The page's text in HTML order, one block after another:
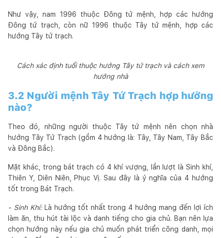
Như vậy, nam 1996 thuộc Đông tứ mệnh, hợp các hướng
Đông tứ trạch, còn nữ 1996 thuộc Tây tứ mệnh, hợp các
hướng Tây tứ trạch.
Cách xác định tuổi thuộc hướng Tây tứ trạch và cách xem
hướng nhà
3.2 Người mệnh Tây Tứ Trạch hợp hướng
nào?
Theo đó, những người thuộc Tây tứ mệnh nên chọn nhà
hướng Tây Tứ Trạch (gồm 4 hướng là: Tây, Tây Nam, Tây Bắc
và Đông Bắc).
Mặt khác, trong bát trạch có 4 khí vượng, lần lượt là Sinh khí,
Thiên Y, Diên Niên, Phục Vị. Sau đây là ý nghĩa của 4 hướng
tốt trong Bát Trạch.
- Sinh Khí:Là hướng tốt nhất trong 4 hướng mang đến lợi ích
làm ăn, thu hút tài lộc và danh tiếng cho gia chủ. Bạn nên lựa
chọn hướng này nếu gia chủ muốn phát triển công danh, mọi